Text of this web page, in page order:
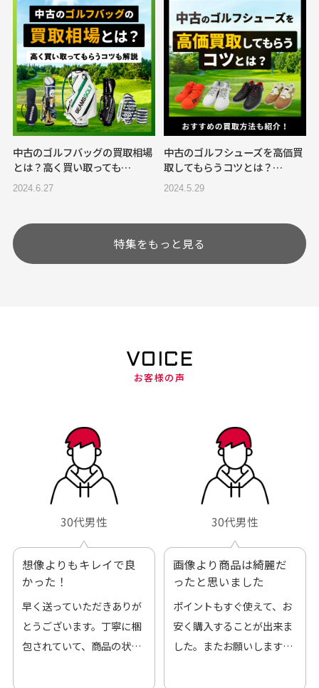
中古のゴルフバッグの買取相場
とは？高く買い取っても…
2024.6.27
中古のゴルフシューズを高価買
取してもらうコツとは？…
2024.5.29
特集をもっと見る
VOICE
お客様の声
30代男性
想像よりもキレイで良
かった！
早く送っていただきありが
とうございます。丁寧に梱
包されていて、商品の状態
30代男性
画像より商品は綺麗だ
ったと思いました
ポイントもすぐ使えて、お
安く購入することが出来ま
した。またお願いします、